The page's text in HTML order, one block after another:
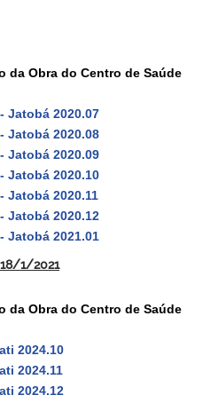
da Obra do Centro de Saúde
Jatobá 2020.07
Jatobá 2020.08
Jatobá 2020.09
Jatobá 2020.10
Jatobá 2020.11
Jatobá 2020.12
Jatobá 2021.01
1/2021
da Obra do Centro de Saúde
2024.10
2024.11
2024.12